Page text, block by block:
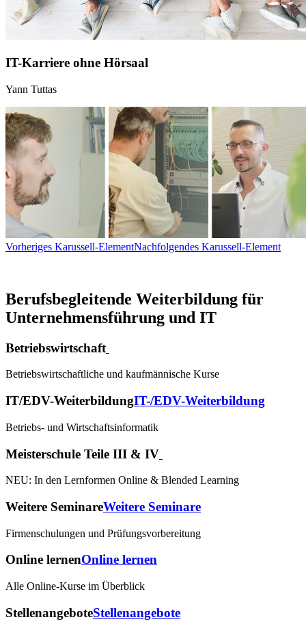
IT-Karriere ohne Hörsaal
Yann Tuttas
Vorheriges Karussell-ElementNachfolgendes Karussell-Element
Berufsbegleitende Weiterbildung für
Unternehmensführung und IT
Betriebswirtschaft
Betriebswirtschaftliche und kaufmännische Kurse
IT/EDV-WeiterbildungIT-/EDV-Weiterbildung
Betriebs- und Wirtschaftsinformatik
Meisterschule Teile III & IV
NEU: In den Lernformen Online & Blended Learning
Weitere SeminareWeitere Seminare
Firmenschulungen und Prüfungsvorbereitung
Online lernenOnline lernen
Alle Online-Kurse im Überblick
StellenangeboteStellenangebote